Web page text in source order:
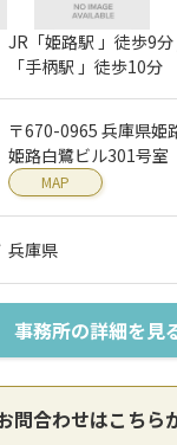
JR「姫路駅 」徒歩9
「手柄駅 」徒歩10分
〒670-0965 兵庫県姫
姫路白鷺ビル301号室
MAP
兵庫県
事務所の詳細を見
問合わせはこちら